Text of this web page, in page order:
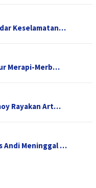
Keselamatan…
Merapi-Merb…
Rayakan Art…
Andi Meninggal …